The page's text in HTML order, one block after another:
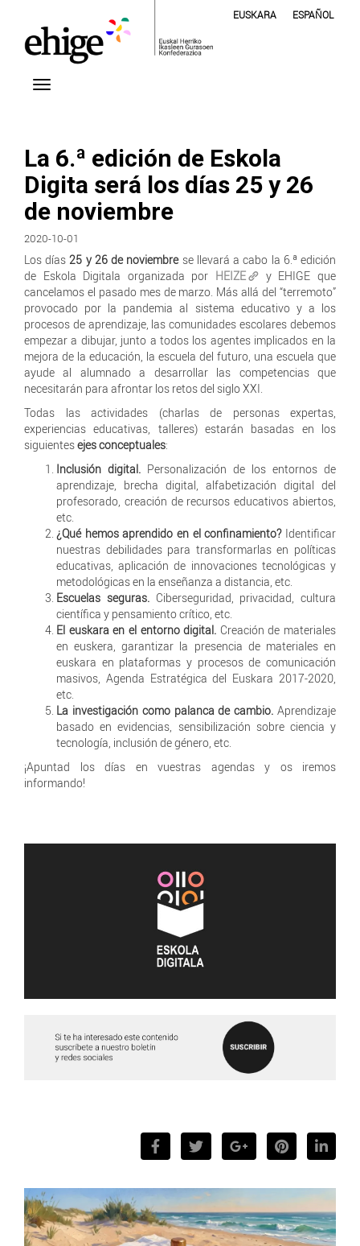
EUSKARA ESPAÑOL
La 6.ª edición de Eskola
Digita será los días 25 y 26
de noviembre
2020-10-01
Los días25 y 26 de noviembrese llevará a cabo la 6.ª edición
de Eskola Digitala organizada por HEIZE
y EHIGE que
cancelamos el pasado mes de marzo. Más allá del “terremoto”
provocado por la pandemia al sistema educativo y a los
procesos de aprendizaje, las comunidades escolares debemos
empezar a dibujar, junto a todos los agentes implicados en la
mejora de la educación, la escuela del futuro​, una escuela que
ayude al alumnado a desarrollar las competencias que
necesitarán para afrontar los retos del siglo XXI.
Todas las actividades (charlas de personas expertas,
experiencias educativas, talleres) estarán basadas en los
siguientesejes conceptuales:
Inclusión digital. Personalización de los entornos de
aprendizaje, brecha digital, alfabetización digital del
profesorado, creación de recursos educativos abiertos,
etc.
¿Qué hemos aprendido en el confinamiento?Identificar
nuestras debilidades para transformarlas en políticas
educativas, aplicación de innovaciones tecnológicas y
metodológicas en la enseñanza a distancia, etc.
Escuelas seguras.Ciberseguridad, privacidad, cultura
científica y pensamiento crítico, etc.
El euskara en el entorno digital. Creación de materiales
en euskera, garantizar la presencia de materiales en
euskara en plataformas y procesos de comunicación
masivos, Agenda Estratégica del Euskara 2017-2020,
etc.
La investigación como palanca de cambio. Aprendizaje
basado en evidencias, sensibilización sobre ciencia y
tecnología, inclusión de género, etc.
¡Apuntad los días en vuestras agendas y os iremos
informando!